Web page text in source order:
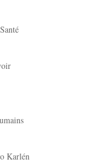
Karlén